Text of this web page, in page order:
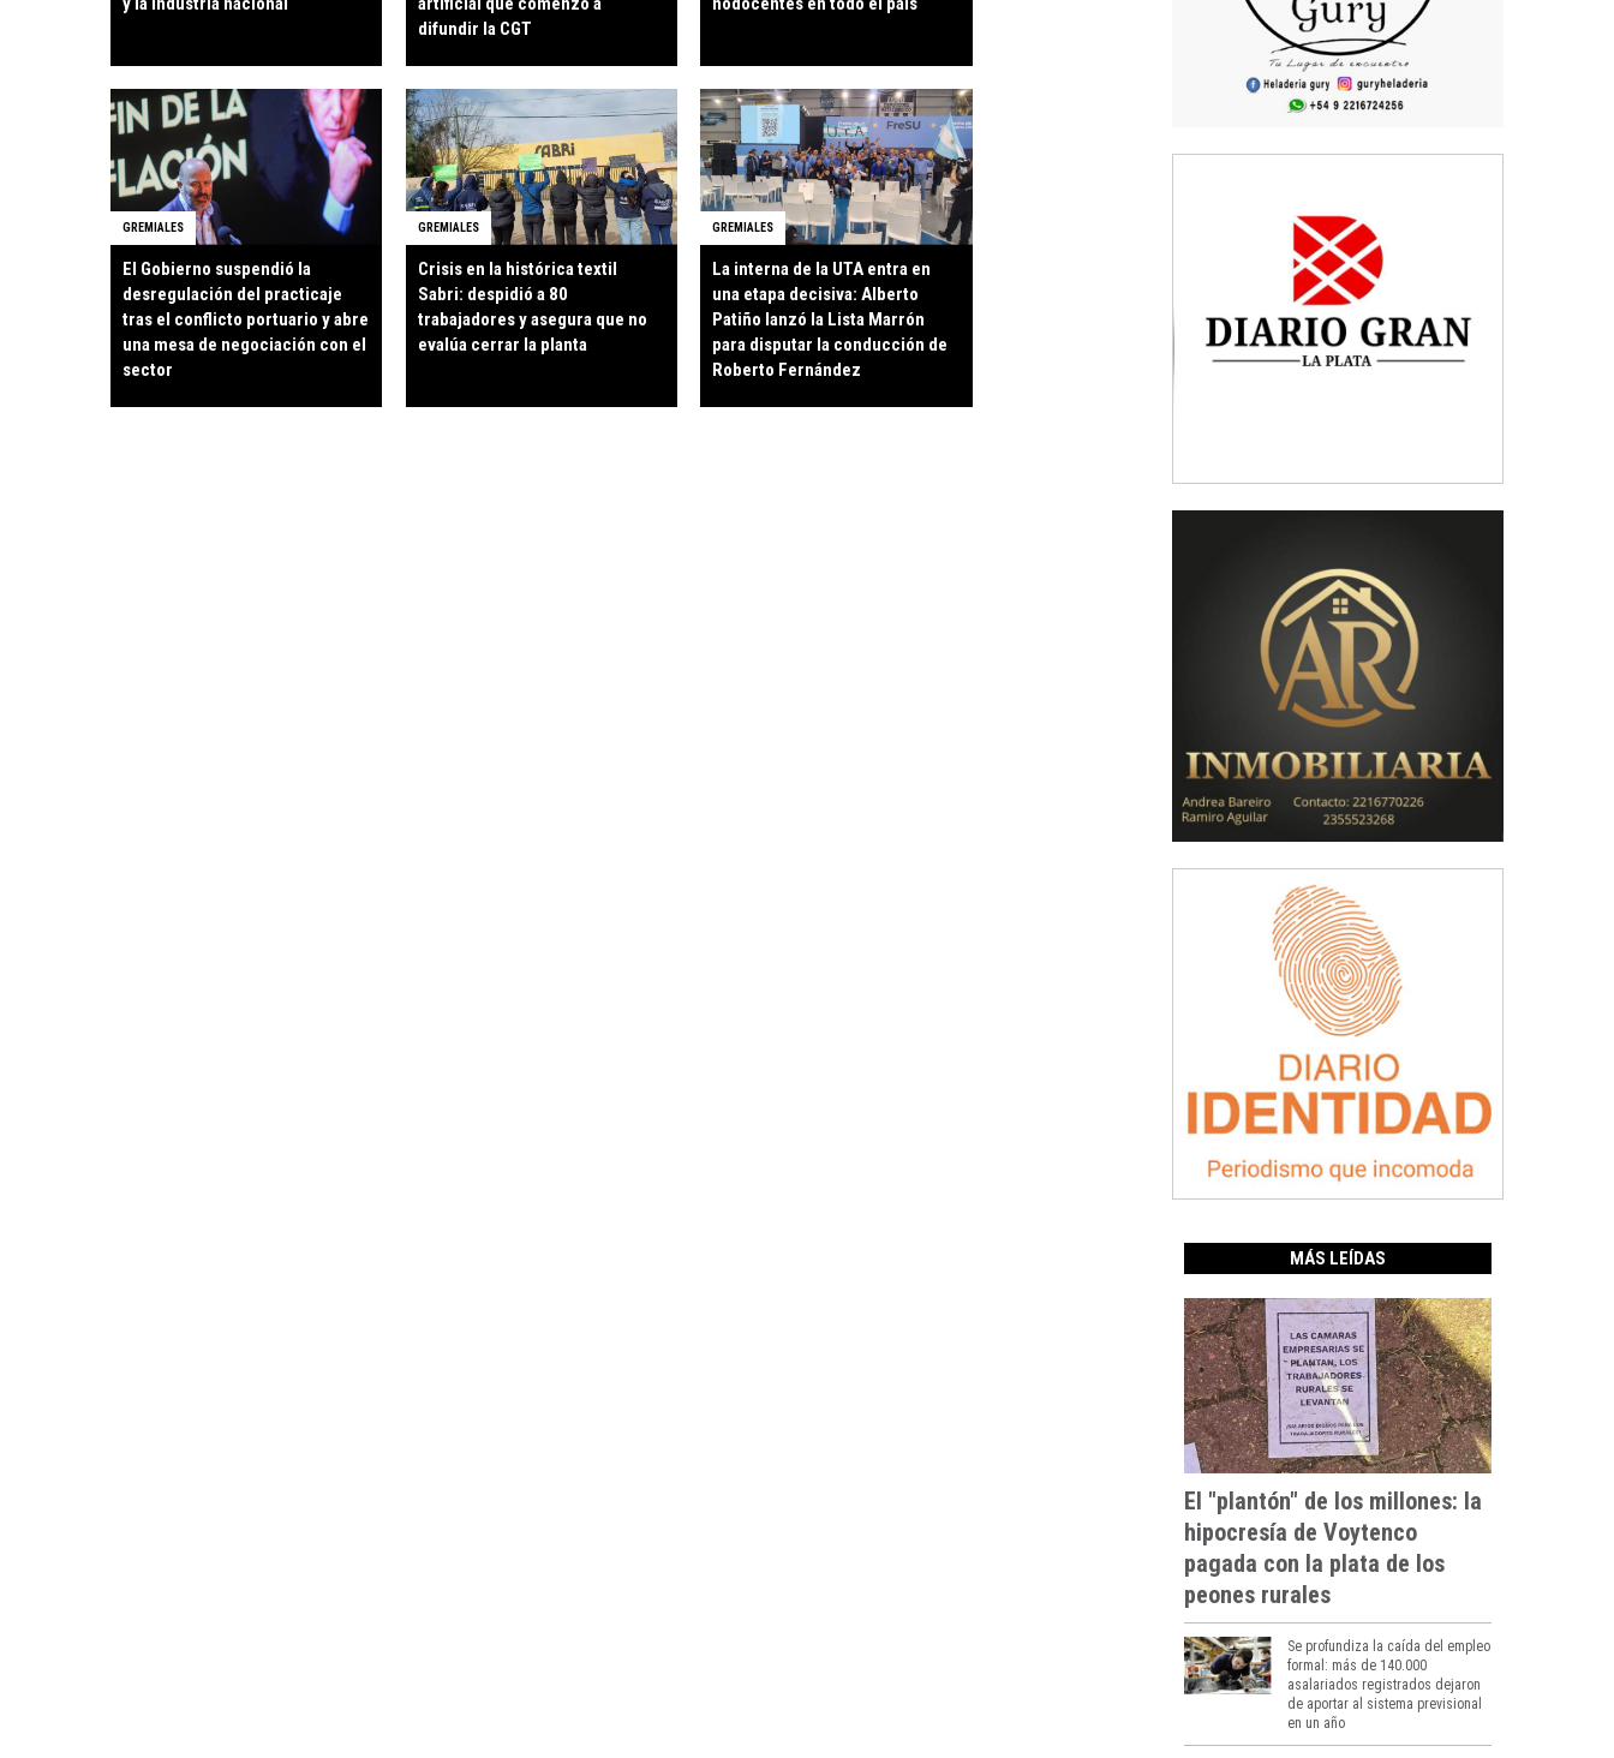
difundir la CGT
GREMIALES
El Gobierno suspendió la
desregulación del practicaje
tras el conflicto portuario y abre
una mesa de negociación con el
sector
GREMIALES
Crisis en la histórica textil
Sabri: despidió a 80
trabajadores y asegura que no
evalúa cerrar la planta
GREMIALES
La interna de la UTA entra en
una etapa decisiva: Alberto
Patiño lanzó la Lista Marrón
para disputar la conducción de
Roberto Fernández
MÁS LEÍDAS
El "plantón" de los millones: la
hipocresía de Voytenco
pagada con la plata de los
peones rurales
Se profundiza la caída del empleo
formal: más de 140.000
asalariados registrados dejaron
de aportar al sistema previsional
en un año